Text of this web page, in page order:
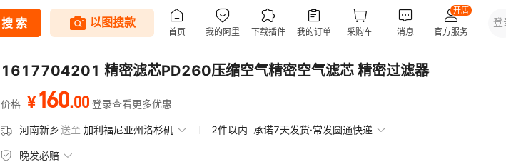
1617704201 精密滤芯PD260压缩空气精密空气滤芯 精密过滤器
价格 ¥160.00 登录查看更多优惠
河南新乡送至 加利福尼亚州洛杉矶 2件以内 承诺7天发货·常发圆通快递
晚发必赔